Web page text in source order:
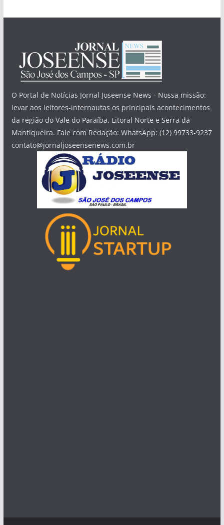
O Portal de Notícias Jornal Joseense News - Nossa missão:
levar aos leitores-internautas os principais acontecimentos
da região do Vale do Paraíba, Litoral Norte e Serra da
Mantiqueira. Fale com Redação: WhatsApp: (12) 99733-9237
contato@jornaljoseensenews.com.br